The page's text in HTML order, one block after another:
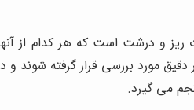
ریز و درشت است که هر کدام از
دقیق مورد بررسی قرار گرفته
می گیرد.